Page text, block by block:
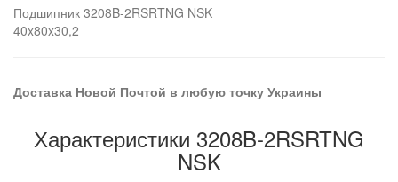
Подшипник 3208B-2RSRTNG NSK
40x80x30,2
Доставка Новой Почтой в любую точку Украины
Характеристики 3208B-2RSRTNG
NSK